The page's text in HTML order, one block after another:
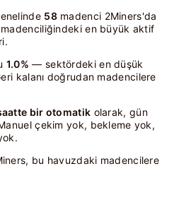
58madenci 2Miners'da
en büyük aktif
1.0% — sektördeki en düşük
kalanı doğrudan madencilere
bir otomatik olarak, gün
çekim yok, bekleme yok,
bu havuzdaki madencilere